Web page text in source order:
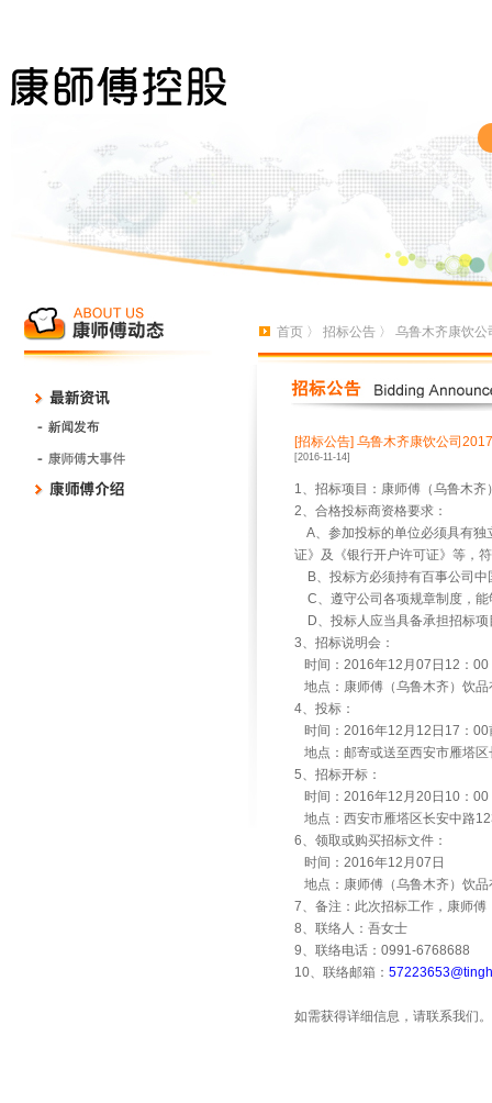
首页 〉 招标公告 〉 乌鲁木齐康饮
[招标公告] 乌鲁木齐康饮公司
[2016-11-14]
1、招标项目：康师傅（乌鲁木齐
2、合格投标商资格要求：
A、参加投标的单位必须具有
证》及《银行开户许可证》等，
B、投标方必须持有百事公司
C、遵守公司各项规章制度，
D、投标人应当具备承担招标
3、招标说明会：
时间： 2016年12 月 07 日 12 ： 00
地点：康师傅（乌鲁木齐）饮
4、投标：
时间： 2016年12 月 12 日 17 ： 00
地点：邮寄或送至西安市雁塔区
5、招标开标：
时间： 2016年12 月 20日 10 ： 00
地点：西安市雁塔区长安中路
6、领取或购买招标文件：
时间： 2016年12 月 07 日
地点：康师傅（乌鲁木齐）饮
7、备注：此次招标工作，康师
8、联络人：吾女士
9、联络电话： 0991-6768688
10、联络邮箱：
如需获得详细信息，请联系我们。